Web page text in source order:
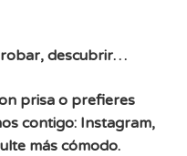
descubrir…
prisa o prefieres
contigo: Instagram,
más cómodo.